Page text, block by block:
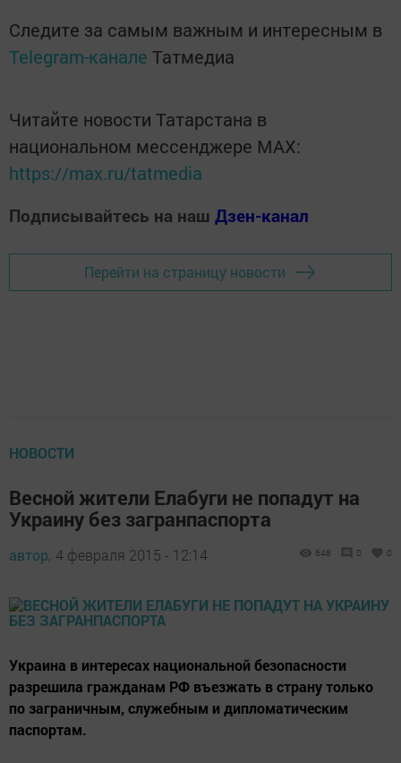
Следите за самым важным и интересным в
Telegram-канале Татмедиа
Читайте новости Татарстана в
национальном мессенджере MАХ:
https://max.ru/tatmedia
Подписывайтесь на наш Дзен-канал
Перейти на страницу новости
НОВОСТИ
Весной жители Елабуги не попадут на
Украину без загранпаспорта
автор, 4 февраля 2015 - 12:14 648 0 0
Украина в интересах национальной безопасности
разрешила гражданам РФ въезжать в страну только
по заграничным, служебным и дипломатическим
паспортам.